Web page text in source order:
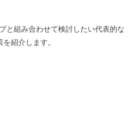
と組み合わせて検討したい代表的な
紹介します。